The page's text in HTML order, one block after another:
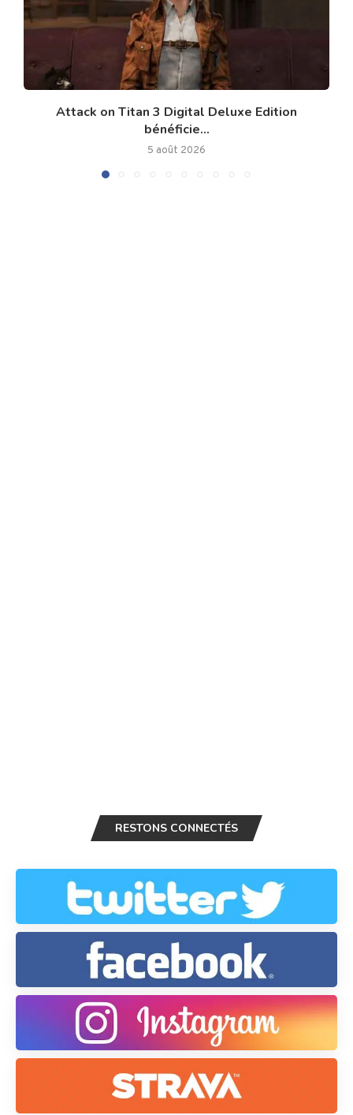
Attack on Titan 3 Digital Deluxe Edition
bénéficie...
5 août 2026
RESTONS CONNECTÉS